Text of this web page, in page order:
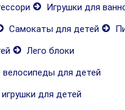
Игрушки для
Самокаты для детей
Лего блоки
велосипеды для детей
для детей